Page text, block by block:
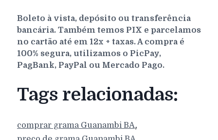
Boleto à vista, depósito ou transferência
bancária. Também temos PIX e parcelamos
no cartão até em 12x + taxas. A compra é
100% segura, utilizamos o PicPay,
PagBank, PayPal ou Mercado Pago.
Tags relacionadas:
comprar grama Guanambi BA,